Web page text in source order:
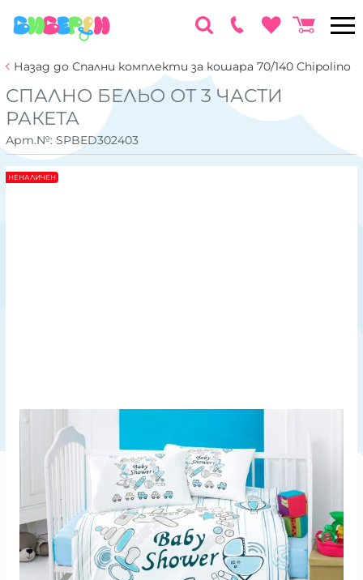
Назад до Спални комплекти за кошара 70/140 Chipolino
СПАЛНО БЕЛЬО ОТ 3 ЧАСТИ
РАКЕТА
Арт.№: SPBED302403
НЕНАЛИЧЕН